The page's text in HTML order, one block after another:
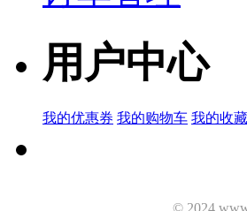
用户中心
我的优惠券 我的购物车 我的收
© 2024